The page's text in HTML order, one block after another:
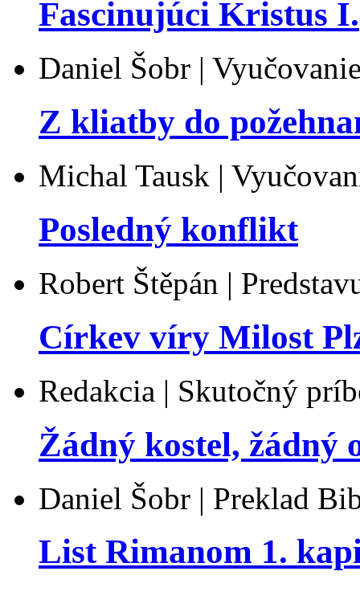
Fascinujúci Kristus I.
Daniel Šobr |
Z kliatby do
Michal Tausk |
Posledný konflikt
Robert Štěpán |
Církev víry Milost
Redakcia | Skutočný
Žádný kostel, žádný
Daniel Šobr | Preklad
List Rimanom 1.